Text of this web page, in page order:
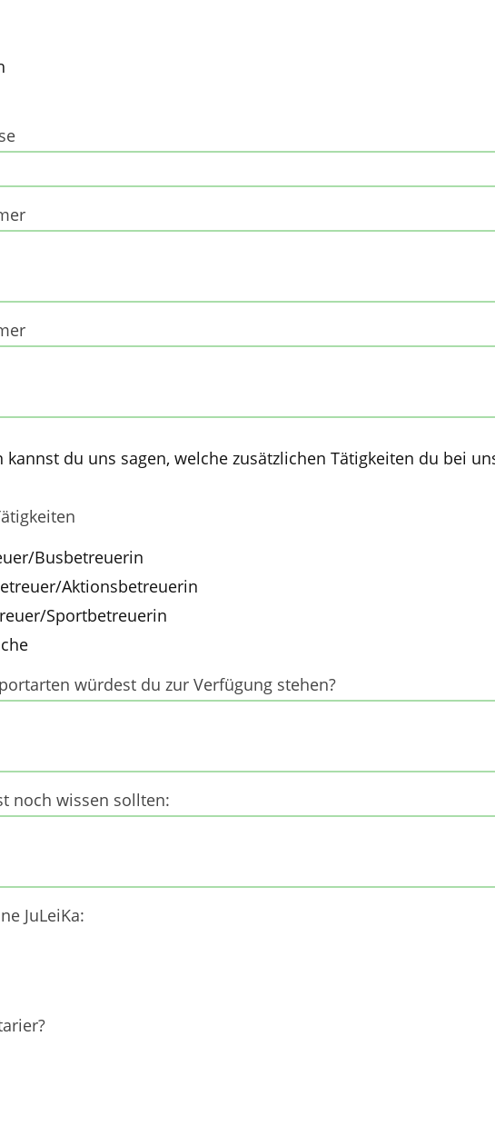
kannst du uns sagen, welche zusätzlichen Tätigkeiten du bei
Busbetreuerin
Aktionsbetreuerin
Sportbetreuerin
würdest du zur Verfügung stehen?
noch wissen sollten:
JuLeiKa: